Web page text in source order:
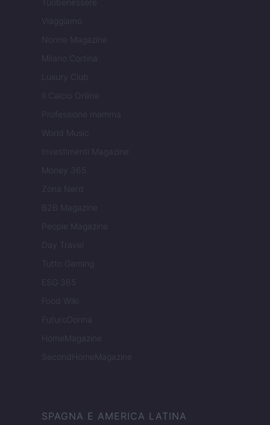
Tuobenessere
Viaggiamo
Nonne Magazine
Milano Cortina
Luxury Club
Il Calcio Online
Professione mamma
World Music
Investimenti Magazine
Money 365
Zona Nerd
B2B Magazine
People Magazine
Day Travel
Tutto Gaming
ESG 365
Food Wiki
FuturoDonna
HomeMagazine
SecondHomeMagazine
SPAGNA E AMERICA LATINA